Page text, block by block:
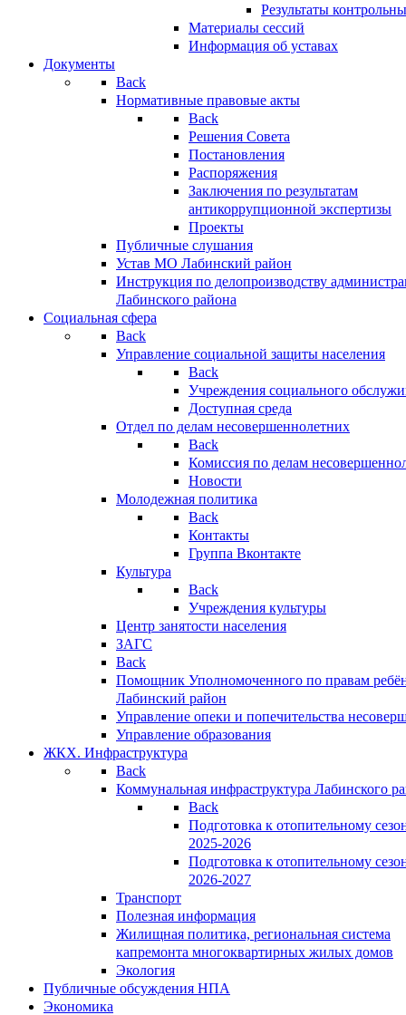
Результаты
Материалы сессий
Информация об уставах
Документы
Back
Нормативные правовые акты
Back
Решения Совета
Постановления
Распоряжения
Заключения по результатам
антикоррупционной экспертизы
Проекты
Публичные слушания
Устав МО Лабинский район
Инструкция по делопроизводству
Лабинского района
Социальная сфера
Back
Управление социальной защиты населения
Back
Учреждения социального
Доступная среда
Отдел по делам несовершеннолетних
Back
Комиссия по делам
Новости
Молодежная политика
Back
Контакты
Группа Вконтакте
Культура
Back
Учреждения культуры
Центр занятости населения
ЗАГС
Back
Помощник Уполномоченного по правам
Лабинский район
Управление опеки и попечительства
Управление образования
ЖКХ. Инфраструктура
Back
Коммунальная инфраструктура Лабинского
Back
Подготовка к отопительному
2025-2026
Подготовка к отопительному
2026-2027
Транспорт
Полезная информация
Жилищная политика, региональная система
капремонта многоквартирных жилых домов
Экология
Публичные обсуждения НПА
Экономика